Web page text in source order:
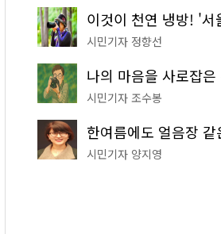
시민기자 정향선
시민기자 조수봉
시민기자 양지영